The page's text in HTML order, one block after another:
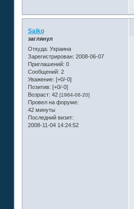
Saiko
заглянул
Откуда: Украина
Зарегистрирован: 2008-06-07
Приглашений: 0
Сообщений: 2
Уважение: [+0/-0]
Позитив: [+0/-0]
Возраст: 42 [1984-06-20]
Провел на форуме:
42 минуты
Последний визит:
2008-11-04 14:24:52